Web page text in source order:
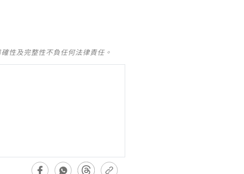
性及完整性不負任何法律責任。